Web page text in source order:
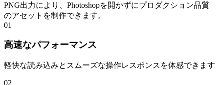
PNG出力により、Photoshopを開かずにプロダクション品質
のアセットを制作できます。
01
高速なパフォーマンス
軽快な読み込みとスムーズな操作レスポンスを体感できます
02